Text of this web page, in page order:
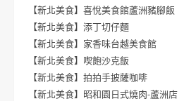
【新北美食】喜悅美食館蘆洲豬腳飯
【新北美食】添丁切仔麵
【新北美食】家香味台越美食館
【新北美食】喫飽沙克飯
【新北美食】拍拍手披薩咖啡
【新北美食】昭和園日式燒肉-蘆洲店